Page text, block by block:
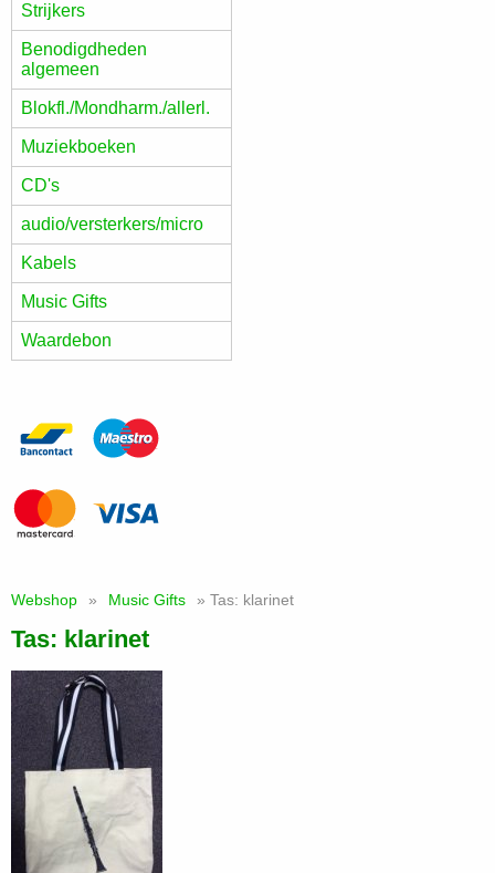
Strijkers
Benodigdheden
algemeen
Blokfl./Mondharm./allerl.
Muziekboeken
CD's
audio/versterkers/micro
Kabels
Music Gifts
Waardebon
Webshop » Music Gifts » Tas: klarinet
Tas: klarinet